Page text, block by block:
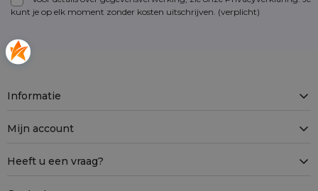
kunt je op elk moment zonder kosten uitschrijven. (verplicht)
Informatie
Mijn account
Heeft u een vraag?